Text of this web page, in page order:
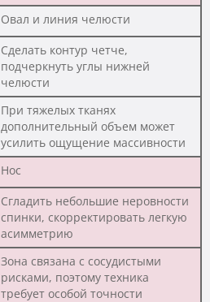
Овал и линия челюсти
Сделать контур четче,
подчеркнуть углы нижней
челюсти
При тяжелых тканях
дополнительный объем может
усилить ощущение массивности
Нос
Сгладить небольшие неровности
спинки, скорректировать легкую
асимметрию
Зона связана с сосудистыми
рисками, поэтому техника
требует особой точности